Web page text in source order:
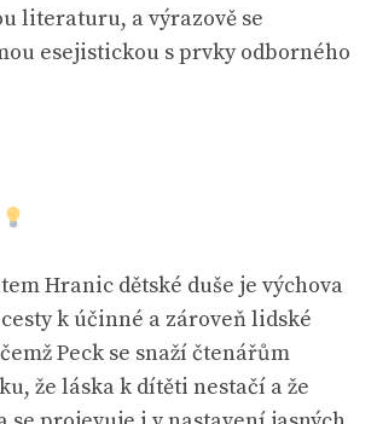
literaturu, a výrazově se
esejistickou s prvky odborného
Hranic dětské duše je výchova
k účinné a zároveň lidské
Peck se snaží čtenářům
že láska k dítěti nestačí a že